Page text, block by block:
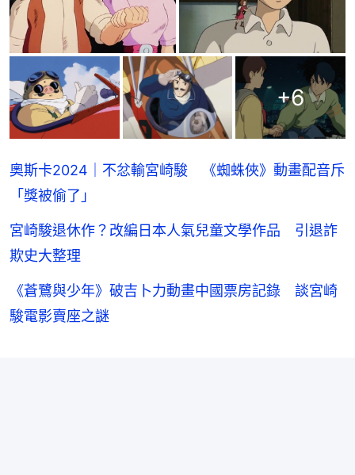
+6
奧斯卡2024｜不忿輸宮崎駿 《蜘蛛俠》動畫配音斥
「獎被偷了」
宮崎駿退休作？改編日本人氣兒童文學作品 引退詐
欺史大整理
《蒼鷺與少年》破吉卜力動畫中國票房記錄 談宮崎
駿電影賣座之謎